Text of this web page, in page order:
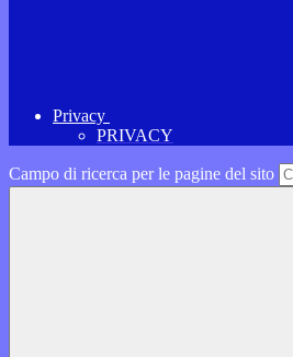
Privacy
PRIVACY
Campo di ricerca per le pagine del sito